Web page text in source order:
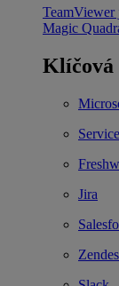
Magic
Klíčová
Jira